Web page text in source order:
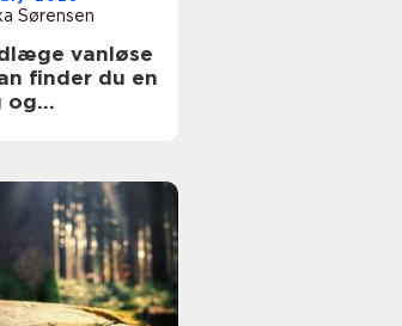
Sørensen
vanløse
finder du en
og